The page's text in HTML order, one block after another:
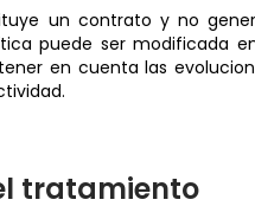
un contrato y no
puede ser modificada
en cuenta las
tratamiento